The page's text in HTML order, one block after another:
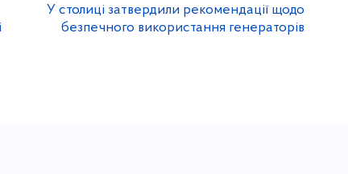
У столиці затвердили рекомендації щодо
безпечного використання генераторів